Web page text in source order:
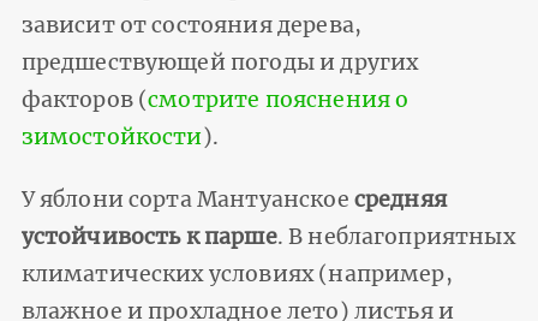
зависит от состояния дерева,
предшествующей погоды и других
факторов (смотрите пояснения о
зимостойкости).
У яблони сорта Мантуанское средняя
устойчивость к парше. В неблагоприятных
климатических условиях (например,
влажное и прохладное лето) листья и